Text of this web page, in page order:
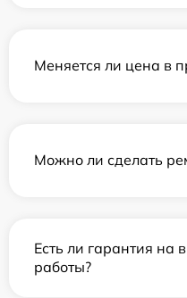
Меняется ли цена в
Можно ли сделать
Есть ли гарантия на
работы?